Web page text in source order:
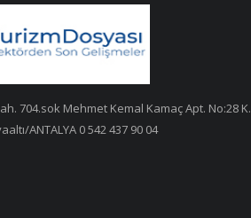
704.sok Mehmet Kemal Kamaç Apt. No:28 K.
ANTALYA 0 542 437 90 04